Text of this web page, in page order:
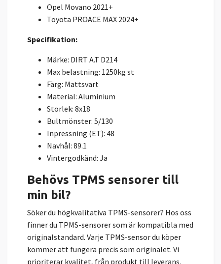
Opel Movano 2021+
Toyota PROACE MAX 2024+
Specifikation:
Märke: DIRT A.T D214
Max belastning: 1250kg st
Färg: Mattsvart
Material: Aluminium
Storlek: 8x18
Bultmönster: 5/130
Inpressning (ET): 48
Navhål: 89.1
Vintergodkänd: Ja
Behövs TPMS sensorer till
min bil?
Söker du högkvalitativa TPMS-sensorer? Hos oss
finner du TPMS-sensorer som är kompatibla med
originalstandard. Varje TPMS-sensor du köper
kommer att fungera precis som originalet. Vi
prioriterar kvalitet, från produkt till leverans.